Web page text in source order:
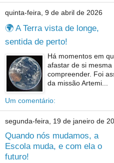
quinta-feira, 9 de abril de 2026
🌍 A Terra vista de longe,
sentida de perto!
Há momentos em
afastar de si
compreender. Foi
da missão Artemi...
Um comentário:
segunda-feira, 19 de janeiro de
Quando nós mudamos, a
Escola muda, e com ela o
futuro!